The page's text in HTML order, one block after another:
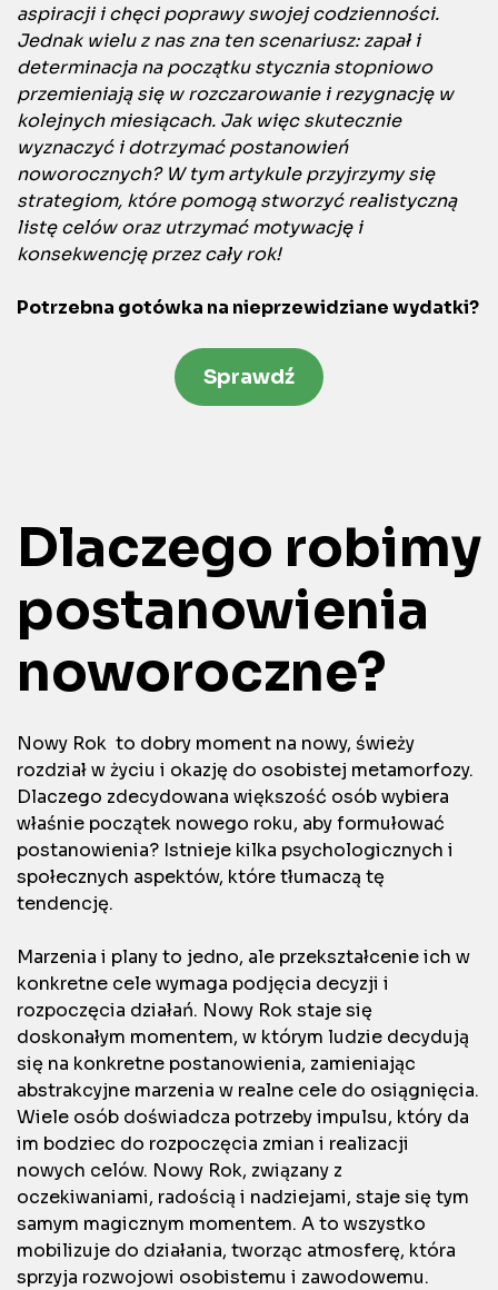
aspiracji i chęci poprawy swojej codzienności.
Jednak wielu z nas zna ten scenariusz: zapał i
determinacja na początku stycznia stopniowo
przemieniają się w rozczarowanie i rezygnację w
kolejnych miesiącach. Jak więc skutecznie
wyznaczyć i dotrzymać postanowień
noworocznych? W tym artykule przyjrzymy się
strategiom, które pomogą stworzyć realistyczną
listę celów oraz utrzymać motywację i
konsekwencję przez cały rok!
Potrzebna gotówka na nieprzewidziane wydatki?
Sprawdź
Dlaczego robimy
postanowienia
noworoczne?
Nowy Rok to dobry moment na nowy, świeży
rozdział w życiu i okazję do osobistej metamorfozy.
Dlaczego zdecydowana większość osób wybiera
właśnie początek nowego roku, aby formułować
postanowienia? Istnieje kilka psychologicznych i
społecznych aspektów, które tłumaczą tę
tendencję.
Marzenia i plany to jedno, ale przekształcenie ich w
konkretne cele wymaga podjęcia decyzji i
rozpoczęcia działań. Nowy Rok staje się
doskonałym momentem, w którym ludzie decydują
się na konkretne postanowienia, zamieniając
abstrakcyjne marzenia w realne cele do osiągnięcia.
Wiele osób doświadcza potrzeby impulsu, który da
im bodziec do rozpoczęcia zmian i realizacji
nowych celów. Nowy Rok, związany z
oczekiwaniami, radością i nadziejami, staje się tym
samym magicznym momentem. A to wszystko
mobilizuje do działania, tworząc atmosferę, która
sprzyja rozwojowi osobistemu i zawodowemu.